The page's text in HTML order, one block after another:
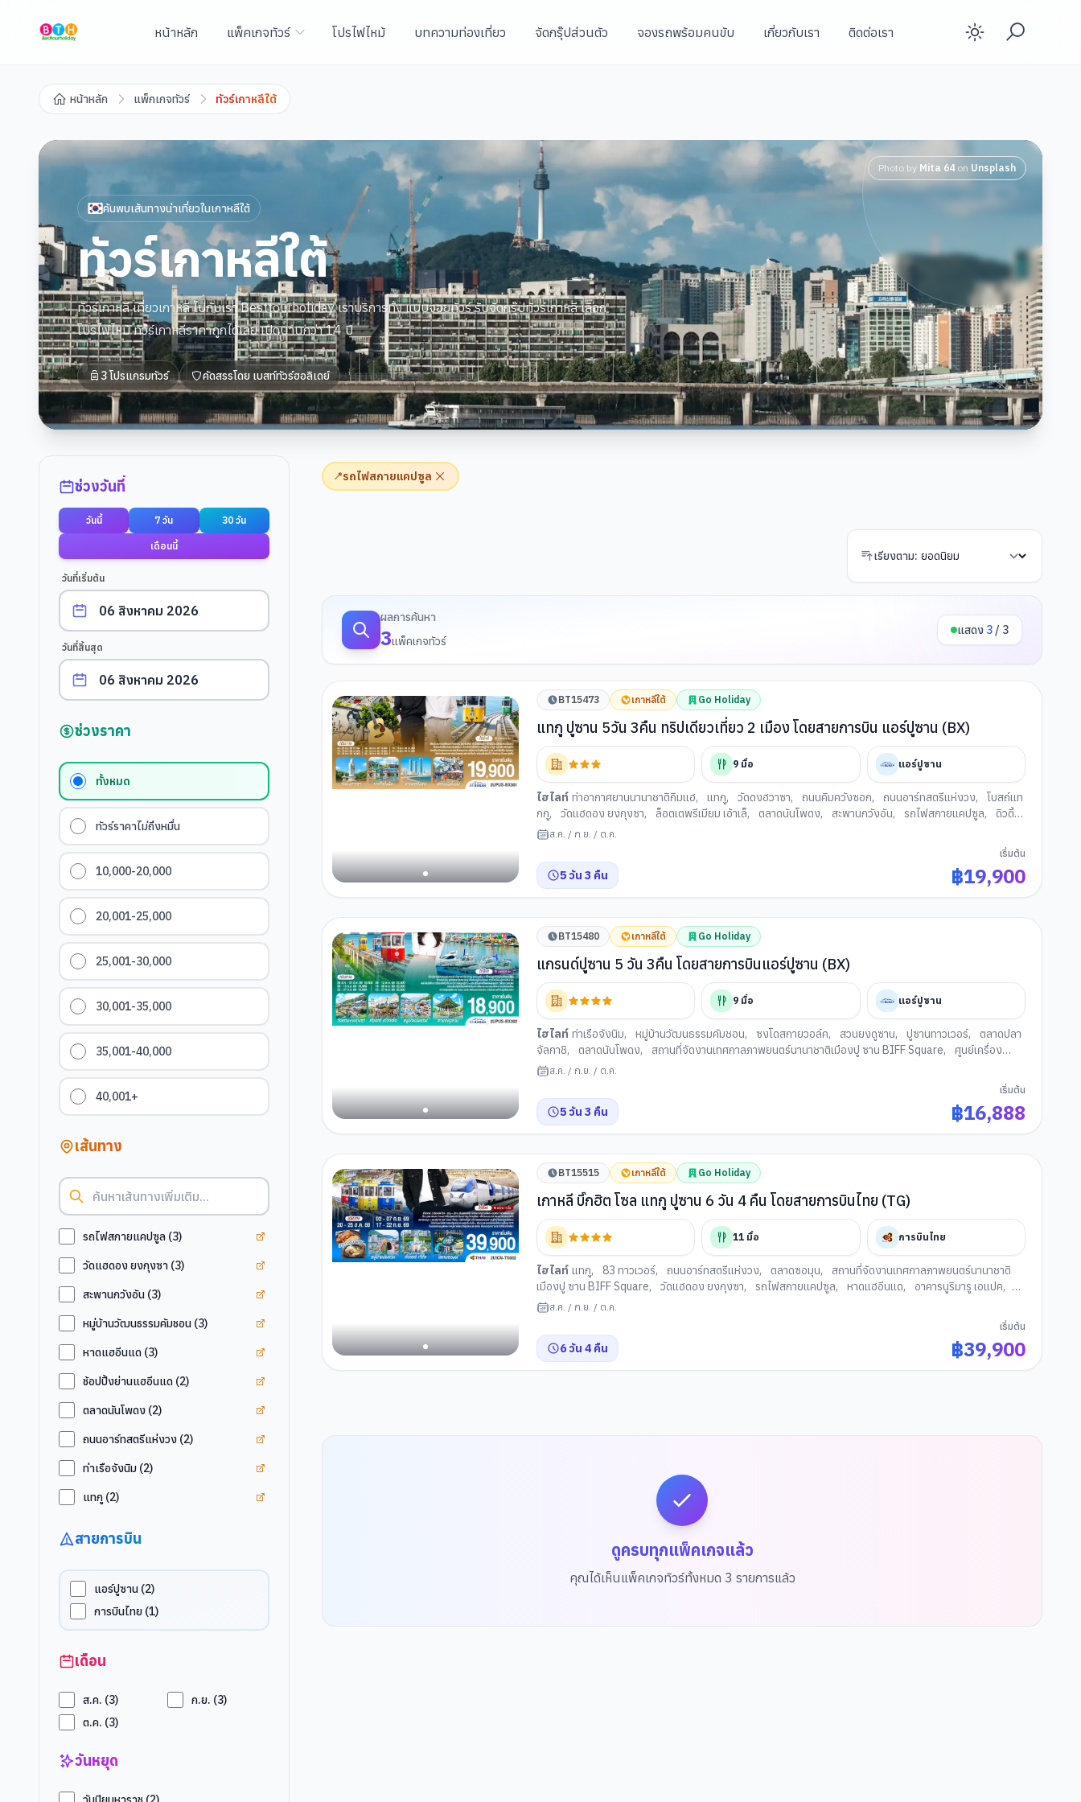
หน้าหลัก แพ็คเกจทัวร์ โปรไฟไหม้ บทความท่องเที่ยว จัดกรุ๊ปส่วนตัว จองรถพร้อมคนขับ เกี่ยวกับเรา ติดต่อเรา Enable
หน้าหลัก แพ็กเกจทัวร์ ทัวร์เกาหลีใต้
Photo by Mita 64 on Unsplash
ค้นพบเส้นทางน่าเที่ยวในเกาหลีใต้
ทัวร์เกาหลีใต้
ทัวร์เกาหลี เที่ยวเกาหลี ไปกับเรา Besttourholiday เราบริการทั้ง แบบจอยทัวร์ รับจัดกรุ๊ปทัวร์เกาหลี เลือก
โปรไฟไหม้ ทัวร์เกาหลีราคาถูกได้เลย เปิดนานกว่า 14 ปี
3โปรแกรมทัวร์ คัดสรรโดย เบสท์ทัวร์ฮอลิเดย์
ช่วงวันที่
วันนี้ 7 วัน 30 วัน
เดือนนี้
วันที่เริ่มต้น
วันที่สิ้นสุด
ช่วงราคา
ทั้งหมด
ทัวร์ราคาไม่ถึงหมื่น
10,000-20,000
20,001-25,000
25,001-30,000
30,001-35,000
35,001-40,000
40,001+
เส้นทาง
รถไฟสกายแคปซูล (3) รถไฟสกายแคปซูล
วัดแฮดอง ยงกุงซา (3) วัดแฮดอง ยงกุงซา
สะพานกวังอัน (3)
หมู่บ้านวัฒนธรรมคัมชอน (3)
หาดแฮอีนแด (3) หาดแฮอีนแด
ช้อปปิ้งย่านแฮอีนแด (2)
ตลาดนันโพดง (2)
ถนนอาร์ทสตรีแห่งวง (2)
ท่าเรือจังนิม (2)
แทกู (2)
สายการบิน
แอร์ปูซาน (2)
การบินไทย (1)
เดือน
ส.ค. (3) ก.ย. (3)
ต.ค. (3)
วันหยุด
📍รถไฟสกายแคปซูล
เรียงตาม:
ผลการค้นหา
3แพ็คเกจทัวร์
แสดง 3 / 3
BT15473 เกาหลีใต้ Go Holiday
แทกู ปูซาน 5วัน 3คืน ทริปเดียวเที่ยว 2 เมือง โดยสายการบิน แอร์ปูซาน (BX)
9 มื้อ แอร์ปูซาน
ไฮไลท์ ท่าอากาศยานนานาชาติกิมแฮ, แทกู, วัดดงฮวาซา, ถนนคิมควังซอก, ถนนอาร์ทสตรีแห่งวง,
โบสถ์แท
กกู, วัดแฮดอง ยงกุงซา, ล็อตเตพรีเมียม เอ้าเล็, ตลาดนันโพดง, สะพานกวังอัน, รถไฟสกายแคปซูล,
ดิวตี้
ฟรี (เกาหลีใต้) , หาดแฮอีนแด
ส.ค. / ก.ย. / ต.ค.
5 วัน 3 คืน
เริ่มต้น
฿19,900
BT15480 เกาหลีใต้ Go Holiday
แกรนด์ปูซาน 5 วัน 3คืน โดยสายการบินแอร์ปูซาน (BX)
9 มื้อ แอร์ปูซาน
ไฮไลท์ ท่าเรือจังนิม, หมู่บ้านวัฒนธรรมคัมชอน, ซงโดสกายวอล์ค, สวนยงดูซาน, ปูซานทาวเวอร์,
ตลาดปลา
จัลกาชิ, ตลาดนันโพดง, สถานที่จัดงานเทศกาลภาพยนตร์นานาชาติเมืองปู ซาน BIFF Square,
ศูนย์เครื่อง
สำอาง , วัดแฮดอง ยงกุงซา
,
พิพิธภัณฑ์แฮนยอ,
ส.ค. / ก.ย. / ต.ค.
5 วัน 3 คืน
เริ่มต้น
฿16,888
BT15515 เกาหลีใต้ Go Holiday
เกาหลี บิ๊กฮิต โซล แทกู ปูซาน 6 วัน 4 คืน โดยสายการบินไทย (TG)
11 มื้อ การบินไทย
ไฮไลท์ แทกู, 83 ทาวเวอร์, ถนนอาร์ทสตรีแห่งวง, ตลาดซอมุน,
สถานที่จัดงานเทศกาลภาพยนตร์นานาชาติ
เมืองปู ซาน BIFF Square, วัดแฮดอง ยงกุงซา, รถไฟสกายแคปซูล, หาดแฮอีนแด, อาคารนูริมารู เอแปค,
ตลาดแฮอึนแด , สะพานกวังอัน
พิพิธภัณฑ์สัตว์น้าล็อตเต้เวิลด์อควา
เรียม, ศูนย์สมุนไพรเกาหลี
ส.ค. / ก.ย. / ต.ค.
6 วัน 4 คืน
เริ่มต้น
฿39,900
ดูครบทุกแพ็คเกจแล้ว
คุณได้เห็นแพ็คเกจทัวร์ทั้งหมด 3 รายการแล้ว